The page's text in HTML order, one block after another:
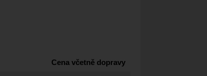
Cena včetně dopravy